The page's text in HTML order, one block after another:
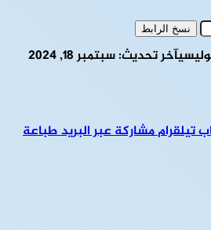
نسخ الرابط
آخر تحديث: سبتمبر 18, 2024
تيلقراممشاركة عبر البريدطباعة